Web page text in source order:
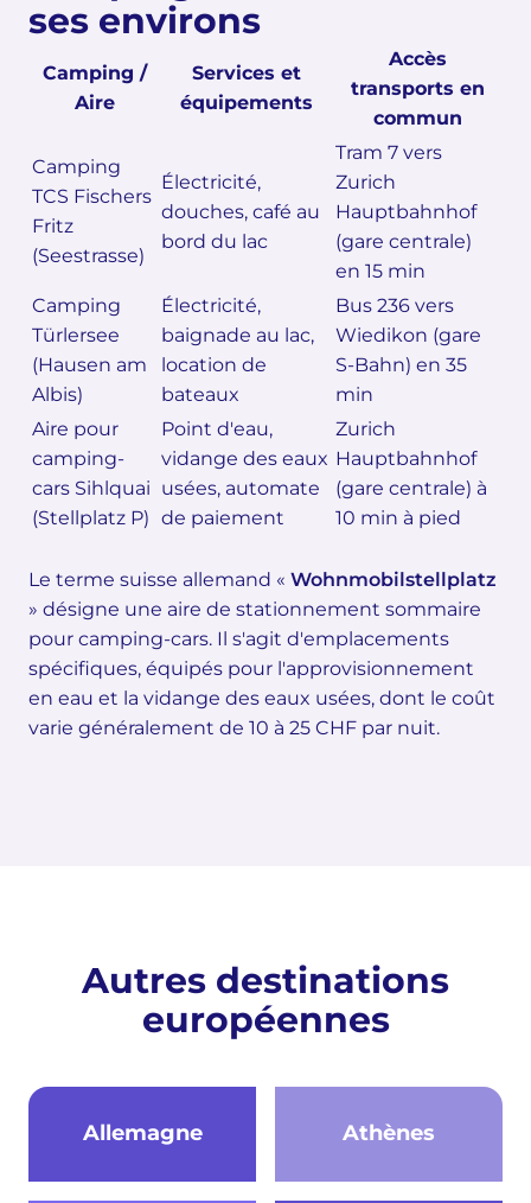
ses environs
Camping /
Aire
Services et
équipements
Accès
transports en
commun
Camping
TCS Fischers
Fritz
(Seestrasse)
Électricité,
douches, café au
bord du lac
Tram 7 vers
Zurich
Hauptbahnhof
(gare centrale)
en 15 min
Camping
Türlersee
(Hausen am
Albis)
Électricité,
baignade au lac,
location de
bateaux
Bus 236 vers
Wiedikon (gare
S-Bahn) en 35
min
Aire pour
camping-
cars Sihlquai
(Stellplatz P)
Point d'eau,
vidange des eaux
usées, automate
de paiement
Zurich
Hauptbahnhof
(gare centrale) à
10 min à pied
Le terme suisse allemand « Wohnmobilstellplatz
» désigne une aire de stationnement sommaire
pour camping-cars. Il s'agit d'emplacements
spécifiques, équipés pour l'approvisionnement
en eau et la vidange des eaux usées, dont le coût
varie généralement de 10 à 25 CHF par nuit.
Autres destinations
européennes
Allemagne Athènes